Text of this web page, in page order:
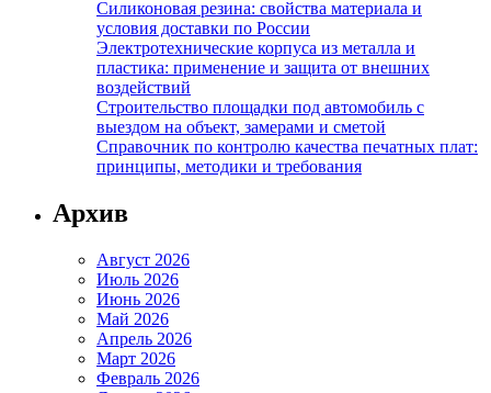
Силиконовая резина: свойства материала и
условия доставки по России
Электротехнические корпуса из металла и
пластика: применение и защита от внешних
воздействий
Строительство площадки под автомобиль с
выездом на объект, замерами и сметой
Справочник по контролю качества печатных плат:
принципы, методики и требования
Архив
Август 2026
Июль 2026
Июнь 2026
Май 2026
Апрель 2026
Март 2026
Февраль 2026